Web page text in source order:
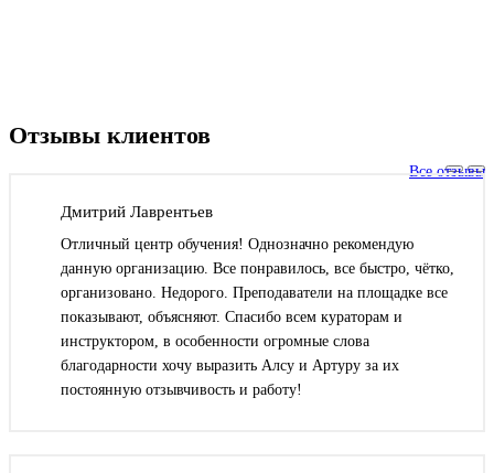
Отзывы клиентов
Все отзывы
Дмитрий Лаврентьев
Отличный центр обучения! Однозначно рекомендую
данную организацию. Все понравилось, все быстро, чётко,
организовано. Недорого. Преподаватели на площадке все
показывают, объясняют. Спасибо всем кураторам и
инструктором, в особенности огромные слова
благодарности хочу выразить Алсу и Артуру за их
постоянную отзывчивость и работу!